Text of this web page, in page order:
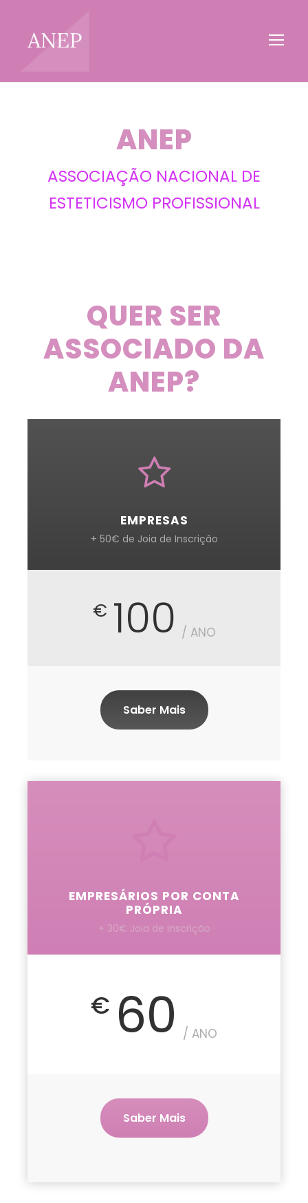
ANEP
ASSOCIAÇÃO NACIONAL DE
ESTETICISMO PROFISSIONAL
QUER SER
ASSOCIADO DA
ANEP?
EMPRESAS
+ 50€ de Joia de Inscrição
€ 100 / ANO
Saber Mais
EMPRESÁRIOS POR CONTA
PRÓPRIA
+ 30€ Joia de Inscrição
€ 60 / ANO
Saber Mais